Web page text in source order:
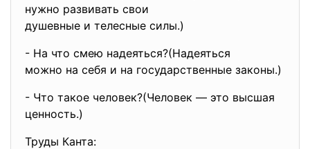
нужно развивать свои
душевные и телесные силы.)
- На что смею надеяться?(Надеяться
можно на себя и на государственные законы.)
- Что такое человек?(Человек — это высшая
ценность.)
Труды Канта: